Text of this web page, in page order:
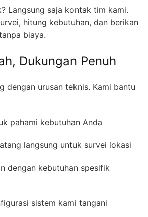
Langsung saja kontak tim kami.
hitung kebutuhan, dan berikan
biaya.
Dukungan Penuh
dengan urusan teknis. Kami bantu
pahami kebutuhan Anda
langsung untuk survei lokasi
dengan kebutuhan spesifik
sistem kami tangani